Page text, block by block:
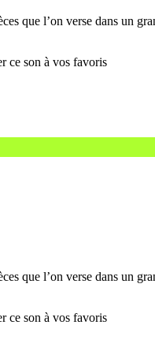
que l’on verse dans un
que l’on verse dans un